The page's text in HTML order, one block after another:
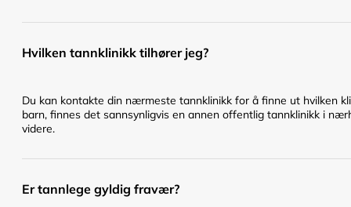
Hvilken tannklinikk tilhører jeg?
Du kan kontakte din nærmeste tannklinikk for å finne ut hvilken
barn, finnes det sannsynligvis en annen offentlig tannklinikk i
videre.
Er tannlege gyldig fravær?